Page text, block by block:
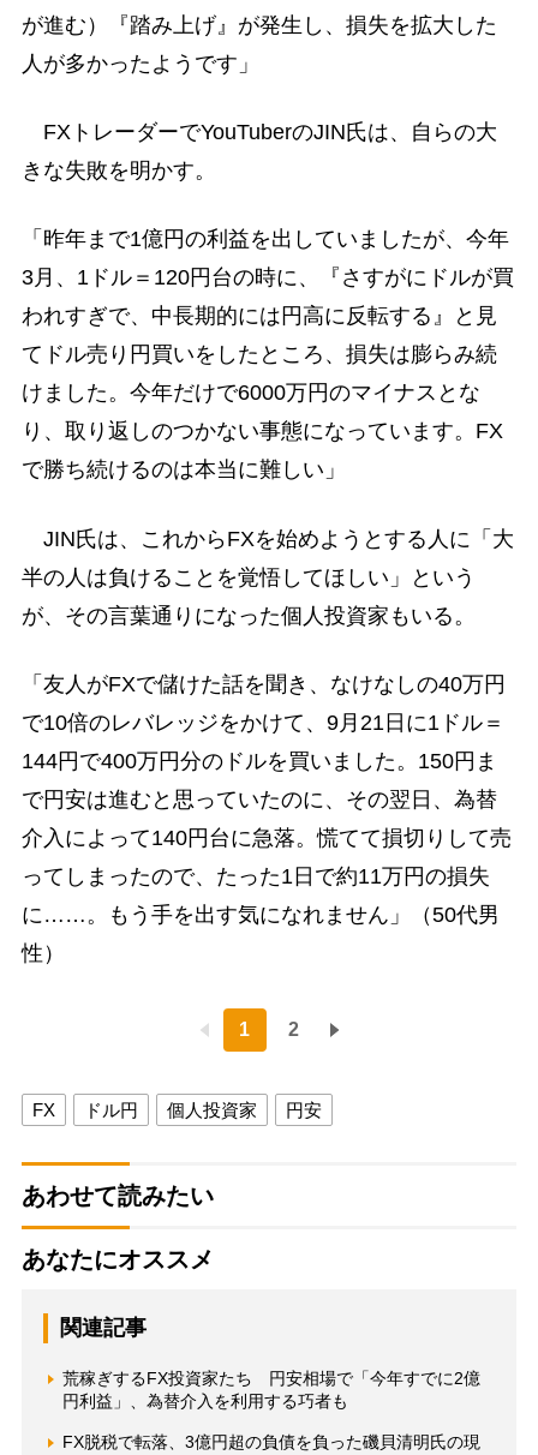
が進む）『踏み上げ』が発生し、損失を拡大した
人が多かったようです」
FXトレーダーでYouTuberのJIN氏は、自らの大
きな失敗を明かす。
「昨年まで1億円の利益を出していましたが、今年
3月、1ドル＝120円台の時に、『さすがにドルが買
われすぎで、中長期的には円高に反転する』と見
てドル売り円買いをしたところ、損失は膨らみ続
けました。今年だけで6000万円のマイナスとな
り、取り返しのつかない事態になっています。FX
で勝ち続けるのは本当に難しい」
JIN氏は、これからFXを始めようとする人に「大
半の人は負けることを覚悟してほしい」という
が、その言葉通りになった個人投資家もいる。
「友人がFXで儲けた話を聞き、なけなしの40万円
で10倍のレバレッジをかけて、9月21日に1ドル＝
144円で400万円分のドルを買いました。150円ま
で円安は進むと思っていたのに、その翌日、為替
介入によって140円台に急落。慌てて損切りして売
ってしまったので、たった1日で約11万円の損失
に……。もう手を出す気になれません」（50代男
性）
1 2
FX ドル円 個人投資家 円安
あわせて読みたい
あなたにオススメ
関連記事
荒稼ぎするFX投資家たち 円安相場で「今年すでに2億
円利益」、為替介入を利用する巧者も
FX脱税で転落、3億円超の負債を負った磯貝清明氏の現